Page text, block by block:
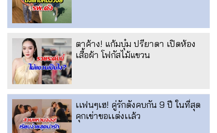
ตาค้าง! แก้มบุ๋ม ปรียาดา เปิดห้อง
เสื้อผ้า โฟกัสไม้แขวน
เเฟนๆเฮ! คู่รักดังคบกัน 9 ปี ในที่สุด
คุกเข่าขอเเต่งเเล้ว